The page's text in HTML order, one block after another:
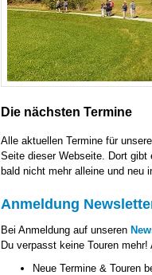
Die nächsten Termine
Alle aktuellen Termine für
Seite dieser Webseite. Dort
bald nicht mehr alleine und neu
Anmeldung
Bei Anmeldung auf unseren
Du verpasst keine Touren
Neue Termine & Touren